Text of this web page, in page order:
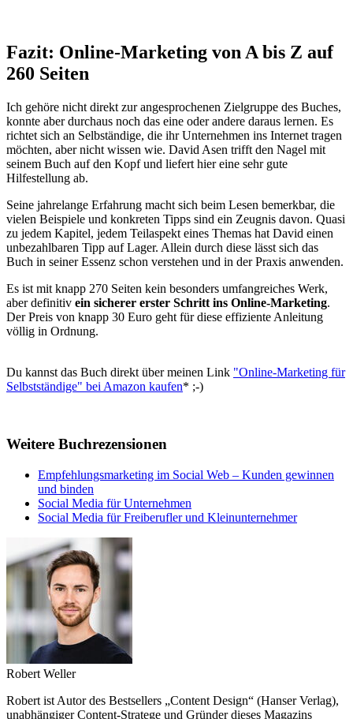
Fazit: Online-Marketing von A bis Z auf
260 Seiten
Ich gehöre nicht direkt zur angesprochenen Zielgruppe des Buches,
konnte aber durchaus noch das eine oder andere daraus lernen. Es
richtet sich an Selbständige, die ihr Unternehmen ins Internet tragen
möchten, aber nicht wissen wie. David Asen trifft den Nagel mit
seinem Buch auf den Kopf und liefert hier eine sehr gute
Hilfestellung ab.
Seine jahrelange Erfahrung macht sich beim Lesen bemerkbar, die
vielen Beispiele und konkreten Tipps sind ein Zeugnis davon. Quasi
zu jedem Kapitel, jedem Teilaspekt eines Themas hat David einen
unbezahlbaren Tipp auf Lager. Allein durch diese lässt sich das
Buch in seiner Essenz schon verstehen und in der Praxis anwenden.
Es ist mit knapp 270 Seiten kein besonders umfangreiches Werk,
aber definitiv ein sicherer erster Schritt ins Online-Marketing.
Der Preis von knapp 30 Euro geht für diese effiziente Anleitung
völlig in Ordnung.
Du kannst das Buch direkt über meinen Link "Online-Marketing für
Selbstständige" bei Amazon kaufen* ;-)
Weitere Buchrezensionen
Empfehlungsmarketing im Social Web – Kunden gewinnen
und binden
Social Media für Unternehmen
Social Media für Freiberufler und Kleinunternehmer
Robert Weller
Robert ist Autor des Bestsellers „Content Design“ (Hanser Verlag),
unabhängiger Content-Stratege und Gründer dieses Magazins